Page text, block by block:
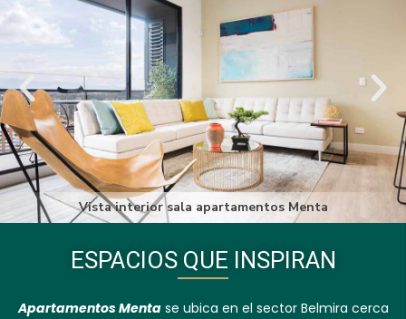
Vista interior sala apartamentos Menta
ESPACIOS QUE INSPIRAN
Apartamentos Mentase ubica en el sector Belmira cerca